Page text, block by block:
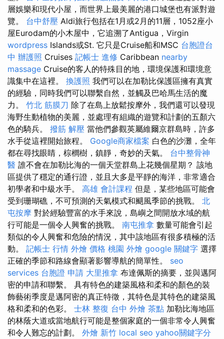
層娛樂和現代小屋，而世界上最美麗的港口城堡也有派對遊
覽。 台中舒壓 Aldi旅行包括在1月或2月的11層，1052座小
屋Eurodam的小木屋中，它追溯了Antigua，Virgin
wordpress Islands或St. 它只是Cruise船和MSC 台胞證台
中 辦護照 Cruises 記帳士 進修 Caribbean nearby
massage Cruise的客人的特殊目的地，環境保護和環境意
識集中在這裡。 換護照 我們可以在加勒比保護區擁有真實
的經驗，同時我們可以聯繫自然，並觸及巴哈馬生活的魔
力。 竹北 筋膜刀 除了在島上放鬆按摩外，我們還可以發現
海野生動植物的美麗，並處理有組織的遊覽和計劃的五顏六
色的騎兵。 撥筋 解壓 當他們參觀英屬維爾京群島時，許多
水手從這裡開始旅程。 Google商家檔案 白色的沙灘，全年
都在尋找眼睛，棕櫚樹，鎮靜，奇妙的天氣。 台中整骨神
醫 誰不會在加勒比海的一個天堂群島上花幾個星期？ 該地
區提供了穩定的通行證，並且大多是平靜的海洋，非常適合
初學者和中級水手。 高雄 會計課程 但是，某些地區可能會
受到珊瑚礁，不可預測的天氣模式和颶風季節的挑戰。 北
屯按摩 對於經驗豐富的水手來說，島嶼之間開放水域的航
行可能是一個令人興奮的挑戰。 南屯推拿 數量可能會引起
類似的令人興奮和危險的情況，其中該地區有很多積極的活
動。 記帳士 行情 外燴 價格 桃園 外燴 google 關鍵字 選擇
正確的季節和路線會顯著影響導航的簡單性。 seo
services 台胞證 申請 大里推拿 布達佩斯的摘要，並與邁阿
密的申請和聯繫。 具有特色的建築風格和柔和的顏色的裝
飾藝術季度是邁阿密的真正特徵，其特色是其特色的建築風
格和柔和的色彩。 士林 整復 台中 外燴 茶點 加勒比海地區
的林蔭大道或當地航行可能是整個家庭的一個非常令人興奮
和令人難忘的計劃。 外燴 新竹 local seo yahoo關鍵字分